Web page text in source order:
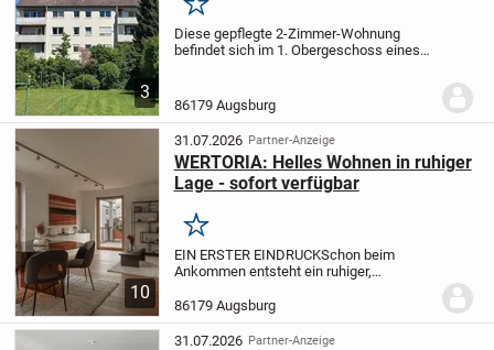
3
Merken
Diese gepflegte 2-Zimmer-Wohnung
befindet sich im 1. Obergeschoss eines
überzeugt die Wohnung durch eine
praktische...
86179 Augsburg
10
31.07.2026 Partner-Anzeige
WERTORIA: Helles Wohnen in ruhiger
Lage - sofort verfügbar
Merken
EIN ERSTER EINDRUCKSchon beim
Ankommen entsteht ein ruhiger,
wurde umfassend modernisiert und ist
nun zum Erstbezug fertiggestellt. Sie liegt
in einer sehr...
86179 Augsburg
31.07.2026 Partner-Anzeige